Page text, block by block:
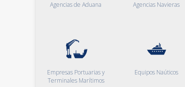
Agencias de Aduana Agencias Navieras
Empresas Portuarias y
Terminales Marítimos
Equipos Naúticos